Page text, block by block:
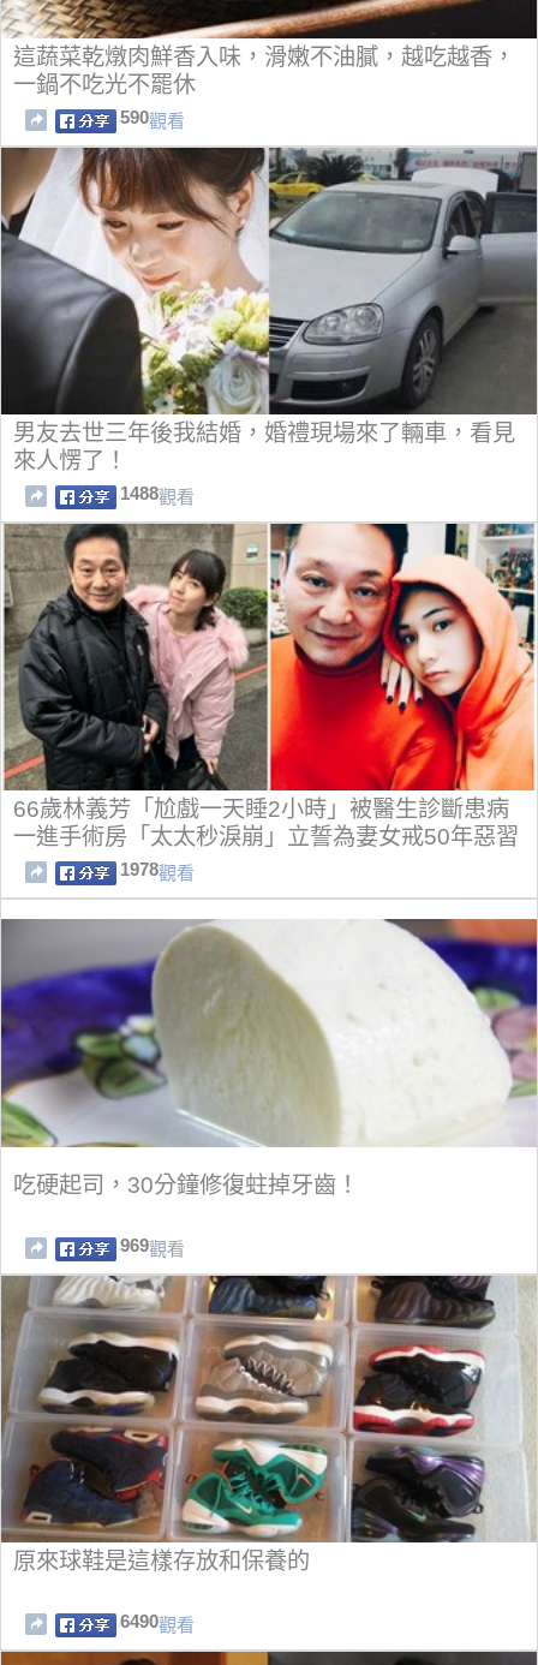
這蔬菜乾燉肉鮮香入味，滑嫩不油膩，越吃越香，
一鍋不吃光不罷休
590觀看
男友去世三年後我結婚，婚禮現場來了輛車，看見
來人愣了！
1488觀看
66歲林義芳「尬戲一天睡2小時」被醫生診斷患病
一進手術房「太太秒淚崩」立誓為妻女戒50年惡習
1978觀看
吃硬起司，30分鐘修復蛀掉牙齒！
969觀看
原來球鞋是這樣存放和保養的
6490觀看